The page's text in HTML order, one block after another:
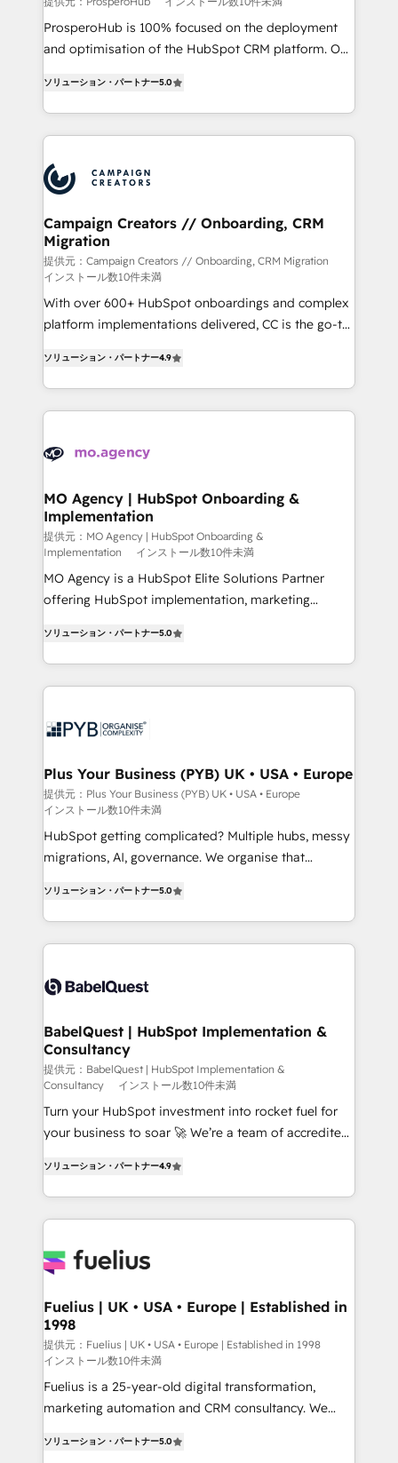
ProsperoHub is 100% focused on the deployment
and optimisation of the HubSpot CRM platform. Our
ensure that you achieve maximum adoption and
ROI from your HubSpot investment. Use our
extensive HubSpot, sales, marketing, service and
HubSpot journey, design and implement your
processes and skilfully bring your revenue
infrastructure to life. Our collaborative approach
keeps you in control whilst we plan and support the
route to your revenue goals. We have successfully
supported over 500 organisations with HubSpot
implementation, optimisation, training, and
adoption assurance. Our tried and tested Roadmap
new to HubSpot or seeking to turn around a poor
install, our team have the change management
ソリューション・パートナー5.0
Campaign Creators // Onboarding, CRM
Migration
提供元：Campaign Creators // Onboarding, CRM Migration
インストール数10件未満
With over 600+ HubSpot onboardings and complex
platform implementations delivered, CC is the go-to
migrate, replatform, and scale smarter. We specialize
in high-impact CRM and CMS migrations and
onboarding from platforms like Salesforce, NetSuite,
WordPress and legacy CRMs, turning fragmented
architectures that accelerate revenue operations and
performance. - Multi-object CRM migration, cleanup,
and implementation. - Pre-built and custom
integrations across your full tech stack. - Custom
object setup, CMS builds, and full-funnel automation.
- Dashboards, lifecycle campaigns, and lead
Ongoing optimization, managed support, and
scalable retainers. Let’s make HubSpot your most
drive results.
ソリューション・パートナー4.9
MO Agency | HubSpot Onboarding &
Implementation
提供元：MO Agency | HubSpot Onboarding &
Implementation
インストール数10件未満
MO Agency is a HubSpot Elite Solutions Partner
offering HubSpot implementation, marketing
paid media, content marketing, AEO and GEO (AI
search optimisation), and HubSpot Content Hub and
WordPress development. We work with enterprise
professional services, financial services and
Town, Dubai & London. 500+ HubSpot CRM
implementations delivered. AI visibility coverage
across ChatGPT, Claude, Perplexity, Gemini and
Google AI Overviews. HubSpot Impact Award -
Customer First HubSpot Impact Award - Integrations
Migration Excellence HubSpot Impact Award -
Platform Excellence 40+ full-time HubSpot
professionals. 100s of certifications and
ソリューション・パートナー5.0
Plus Your Business (PYB) UK • USA • Europe
提供元：Plus Your Business (PYB) UK • USA • Europe
インストール数10件未満
HubSpot getting complicated? Multiple hubs, messy
migrations, AI, governance. We organise that
Welcome to our Profile! We help with: • CRM
implementation, reports, workflows, and team
training • CRM migration from Salesforce, Pipedrive,
custom API integrations • AI governance for
Boutique 'Elite' team of 12 • 150+ clients across Sales
Hub, Marketing Hub, Service Hub, Data Hub and
CMS • ISO/IEC 27001:2022, ISO 9001:2015, and ISO
42001:2023 certified - the AI management standard •
GuardHub: our AI governance framework, built on
ISO 42001 Ready for the next step? Click the 👈
ソリューション・パートナー5.0
BabelQuest | HubSpot Implementation &
Consultancy
提供元：BabelQuest | HubSpot Implementation &
Consultancy
インストール数10件未満
Turn your HubSpot investment into rocket fuel for
your business to soar 🚀 We’re a team of accredited
implement the platform into complex business
environments, optimise what you've got and make
sure you can actually use it, build your website in
for you and execute it on HubSpot. We are on the
framework, meaning we've been accredited by
HubSpot and vetted by the CCS, which means we
can support public sector companies as well the
other ones listed in our profile. Our services: -
HubSpot implementation - HubSpot CMS website
build We can do lots of things. But everything we do
ソリューション・パートナー4.9
Fuelius | UK • USA • Europe | Established in
1998
提供元：Fuelius | UK • USA • Europe | Established in 1998
インストール数10件未満
Fuelius is a 25-year-old digital transformation,
marketing automation and CRM consultancy. We
maximise their return from digital and fuel their
ソリューション・パートナー5.0